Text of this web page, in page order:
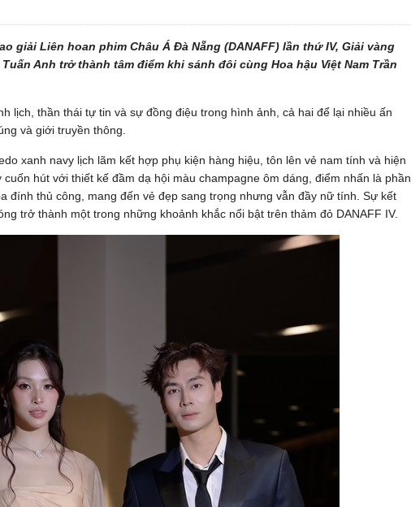
giải Liên hoan phim Châu Á Đà Nẵng (DANAFF) lần thứ IV, Giải vàng
Tuấn Anh trở thành tâm điểm khi sánh đôi cùng Hoa hậu Việt Nam Trần
lịch, thần thái tự tin và sự đồng điệu trong hình ảnh, cả hai để lại nhiều ấn
và giới truyền thông.
xanh navy lịch lãm kết hợp phụ kiện hàng hiệu, tôn lên vẻ nam tính và hiện
cuốn hút với thiết kế đầm dạ hội màu champagne ôm dáng, điểm nhấn là phần
đính thủ công, mang đến vẻ đẹp sang trọng nhưng vẫn đầy nữ tính. Sự kết
trở thành một trong những khoảnh khắc nổi bật trên thảm đỏ DANAFF IV.